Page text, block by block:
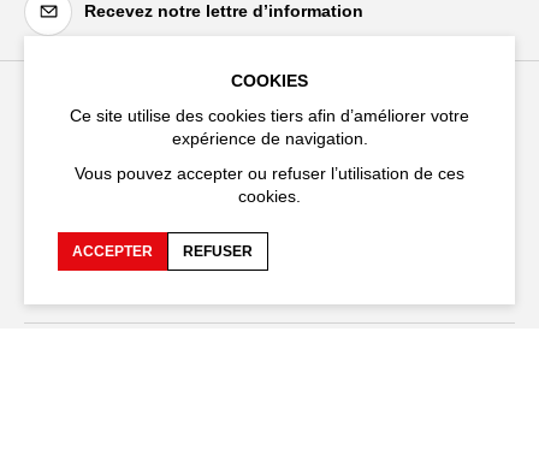
Recevez notre lettre d’information
Festival d'Avignon
20 rue du Portail Boquier,
+33 (0)4 90 27 66 50
COOKIES
Ce site utilise des cookies tiers afin d’améliorer votre
expérience de navigation.
Vous pouvez accepter ou refuser l’utilisation de ces
cookies.
ACCEPTER REFUSER